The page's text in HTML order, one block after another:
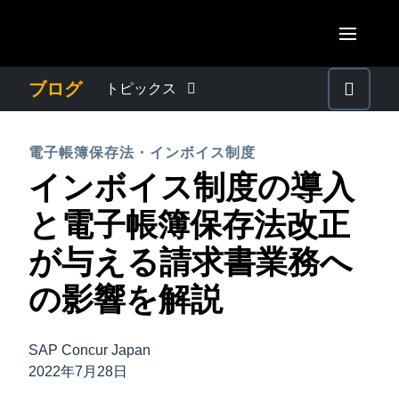
AMERICAS
Canada (English)
Canada (Français)
México (Español)
Brasil (Português)
United Kingdom (English)
France (Français)
Deutschland (Deutsch)
Italia (Italiano)
ASIA PACIFIC
Australia (English)
India (English)
日本（日本語)
ブログ トピックス
プレスリリース
電子帳簿保存法・インボイス制度
経理・総務の豆知識
出張・経費管理トレンド
電子帳簿保存法・インボイス制度
インボイス制度の導入
と電子帳簿保存法改正
が与える請求書業務へ
の影響を解説
SAP Concur Japan
2022年7月28日